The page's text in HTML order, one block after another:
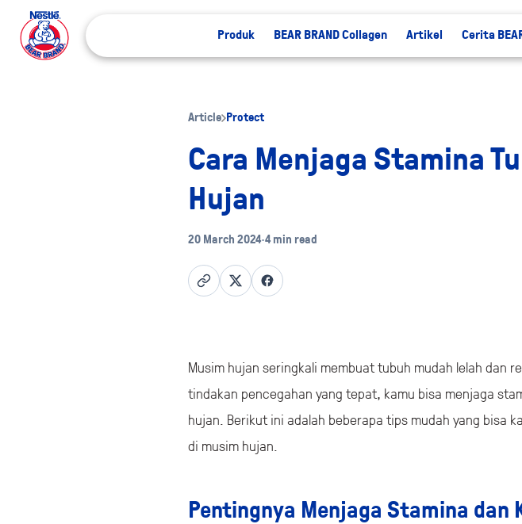
Produk BEAR BRAND Collagen Artikel Cerita
Article Protect
Cara Menjaga Stamina
Hujan
20 March 2024•4 min read
Musim hujan seringkali membuat tubuh mudah lelah dan
tindakan pencegahan yang tepat, kamu bisa menjaga
hujan. Berikut ini adalah beberapa tips mudah yang bisa
di musim hujan.
Pentingnya Menjaga Stamina dan